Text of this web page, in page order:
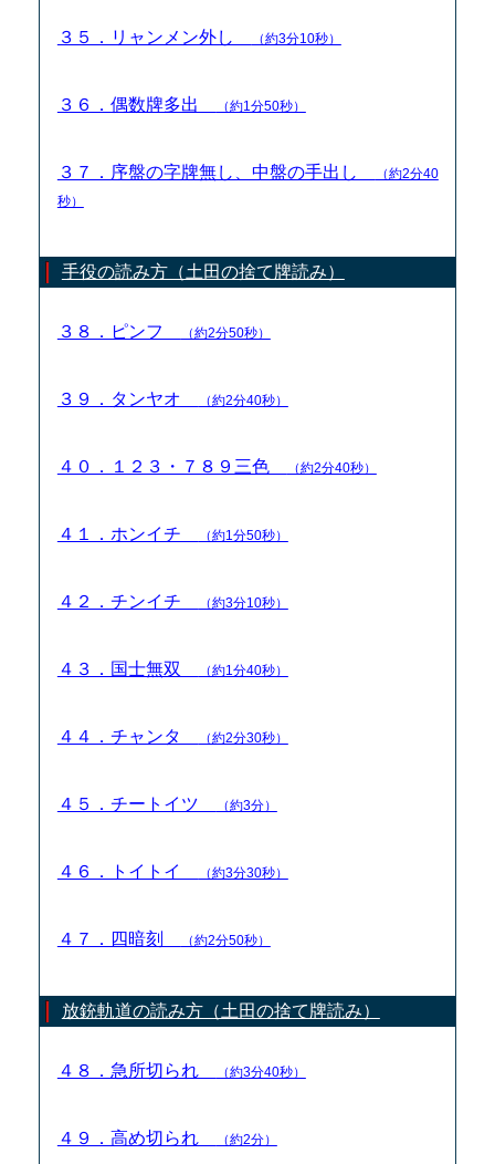
３５．リャンメン外し （約3分10秒）
３６．偶数牌多出 （約1分50秒）
３７．序盤の字牌無し、中盤の手出し
（約2分40
秒）
手役の読み方（土田の捨て牌読み）
３８．ピンフ （約2分50秒）
３９．タンヤオ （約2分40秒）
４０．１２３・７８９三色 （約2分40秒）
４１．ホンイチ （約1分50秒）
４２．チンイチ （約3分10秒）
４３．国士無双 （約1分40秒）
４４．チャンタ （約2分30秒）
４５．チートイツ （約3分）
４６．トイトイ （約3分30秒）
４７．四暗刻 （約2分50秒）
放銃軌道の読み方（土田の捨て牌読み）
４８．急所切られ （約3分40秒）
４９．高め切られ （約2分）